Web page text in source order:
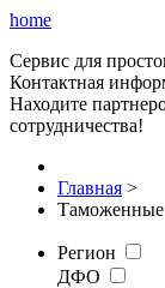
home
Сервис для
Контактная
Находите
сотрудничества!
Главная >
Таможенные
Регион
ДФО